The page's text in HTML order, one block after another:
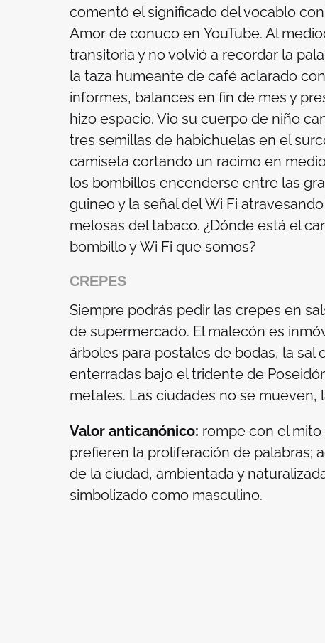
comentó el significado del vocablo
Amor de conuco en YouTube. Al
transitoria y no volvió a recordar la
la taza humeante de café aclarado
informes, balances en fin de mes y
hizo espacio. Vio su cuerpo de niño
tres semillas de habichuelas en el
camiseta cortando un racimo en
los bombillos encenderse entre las
guineo y la señal delWi Fi
melosas del tabaco. ¿Dónde está el
bombillo yWi Fi que somos?
CREPES
Siempre podrás pedir las crepes en
de supermercado. El malecón es
árboles para postales de bodas, la sal
enterradas bajo el tridente de
metales. Las ciudades no se mueven,
Valor anticanónico: rompe con el
prefieren la proliferación de palabras;
de la ciudad, ambientada y
simbolizado como masculino.